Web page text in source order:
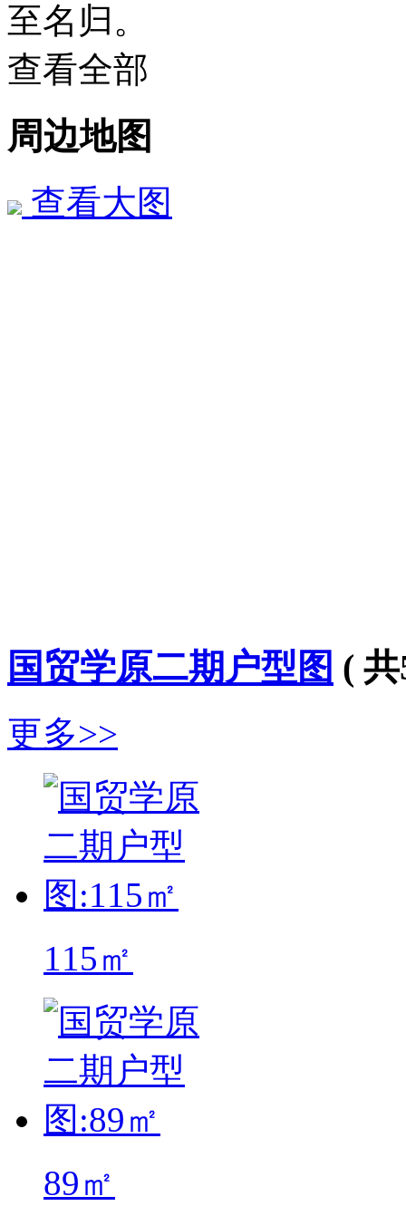
至名归。
查看全部
周边地图
查看大图
国贸学原二期户型图 (
更多>>
115㎡
89㎡